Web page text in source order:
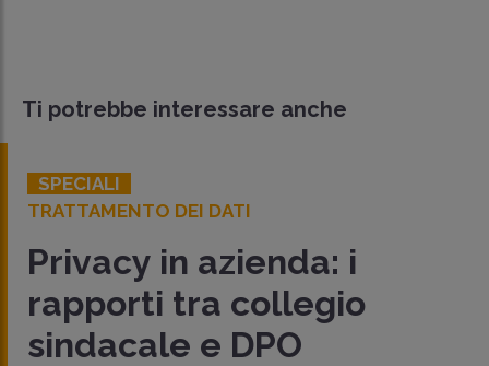
Ti potrebbe interessare anche
SPECIALI
TRATTAMENTO DEI DATI
Privacy in azienda: i
rapporti tra collegio
sindacale e DPO